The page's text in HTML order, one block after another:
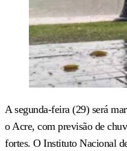
A segunda-feira (29) será
o Acre, com previsão de
fortes. O Instituto Nacional